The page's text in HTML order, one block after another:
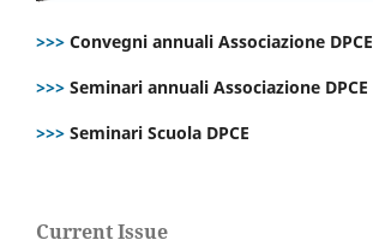
>>> Convegni annuali Associazione DPCE
>>> Seminari annuali Associazione DPCE
>>> Seminari Scuola DPCE
Current Issue